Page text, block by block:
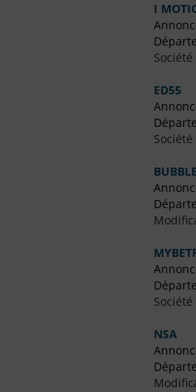
I
ED55
Société
NSA